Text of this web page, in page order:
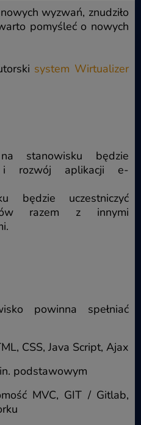
wyzwań, znudziło
pomyśleć o nowych
system Wirtualizer
stanowisku będzie
i rozwój aplikacji e-
będzie uczestniczyć
razem z innymi
powinna spełniać
CSS, Java Script, Ajax
podstawowym
MVC, GIT / Gitlab,